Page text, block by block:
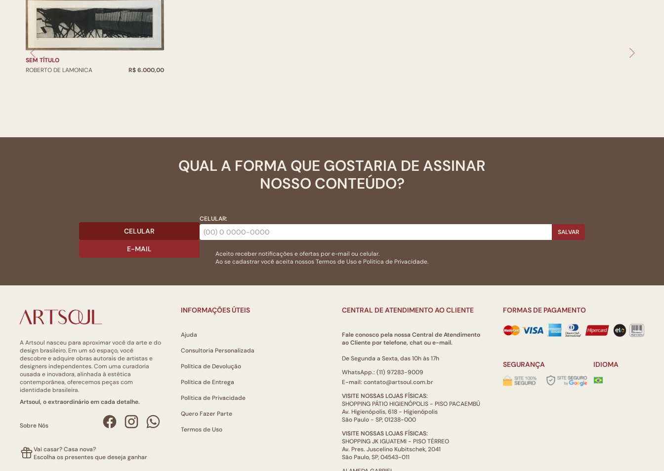
SEM TÍTULO
ROBERTO DE LAMONICA
R$ 6.000,00
QUAL A FORMA QUE GOSTARIA DE ASSINAR
NOSSO CONTEÚDO?
CELULAR
E-MAIL
CELULAR:
SALVAR
Aceito receber notificações e ofertas por e-mail ou celular.
Ao se cadastrar você aceita nossosTermos de Usoe Politica de Privacidade.
A Artsoul nasceu para aproximar você da arte e do
design brasileiro. Em um só espaço, você
descobre e adquire obras autorais de artistas e
designers independentes. Com uma curadoria
ousada e inovadora, alinhada à estética
contemporânea, oferecemos peças com
identidade brasileira.
Artsoul, o extraordinário em cada detalhe.
Sobre Nós
Vai casar? Casa nova?
Escolha os presentes que deseja ganhar
INFORMAÇÕES ÚTEIS
Ajuda
Consultoria Personalizada
Política de Devolução
Política de Entrega
Política de Privacidade
Quero Fazer Parte
Termos de Uso
CENTRAL DE ATENDIMENTO AO CLIENTE
Fale conosco pela nossa Central de Atendimento
ao Cliente por telefone, chat ou e-mail.
De Segunda a Sexta, das 10h às 17h
WhatsApp.: (11) 97283-9009
E-mail: contato@artsoul.com.br
VISITE NOSSAS LOJAS FÍSICAS:
SHOPPING PÁTIO HIGIENÓPOLIS - PISO PACAEMBÚ
Av. Higienópolis, 618 - Higienópolis
São Paulo - SP, 01238-000
VISITE NOSSAS LOJAS FÍSICAS:
SHOPPING JK IGUATEMI - PISO TÉRREO
Av. Pres. Juscelino Kubitschek, 2041
São Paulo, SP, 04543-011
FORMAS DE PAGAMENTO
SEGURANÇA IDIOMA